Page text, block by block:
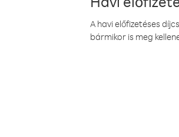
A havi előfizetéses
bármikor is meg